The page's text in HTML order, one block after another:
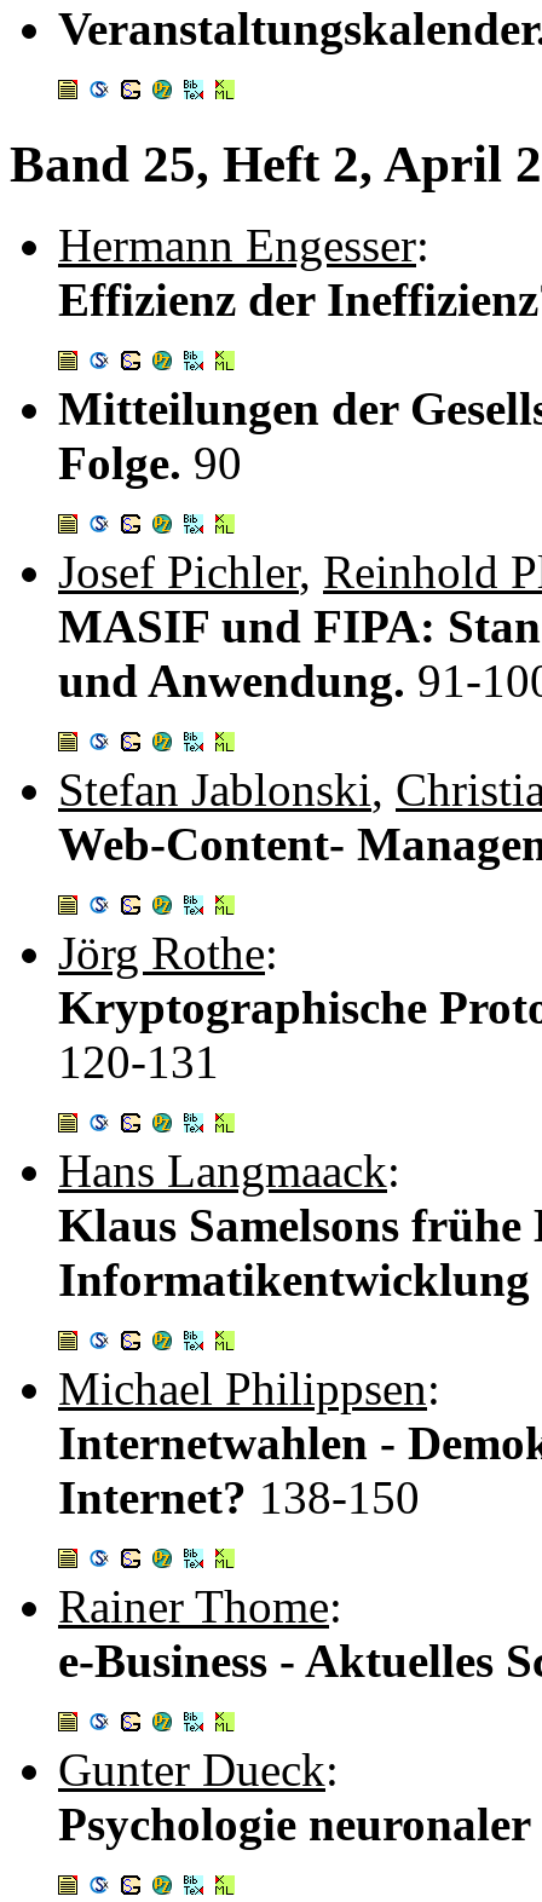
Band 25, Heft 2, April
Hermann Engesser:
Effizienz der
Mitteilungen der
Folge. 90
Josef Pichler, Reinhold
MASIF und FIPA:
und Anwendung. 91-
Stefan Jablonski,
Web-Content-
Jörg Rothe:
Kryptographische
120-131
Hans Langmaack:
Klaus Samelsons frühe
Michael Philippsen:
Internetwahlen -
Internet? 138-150
Rainer Thome:
e-Business - Aktuelles
Gunter Dueck:
Psychologie